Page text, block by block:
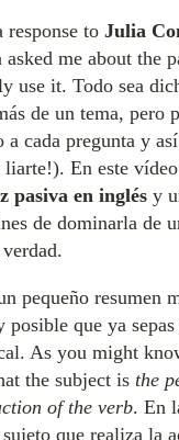
response toJulia
me about the
use it. Todo sea
de un tema, pero
a cada pregunta y
En este
pasiva en inglés y
de dominarla de
pequeño resumen
posible que ya
As you might
the subject isthe
of the verb. En
que realiza la